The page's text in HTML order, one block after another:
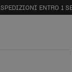
SPEDIZIONI ENTRO 1